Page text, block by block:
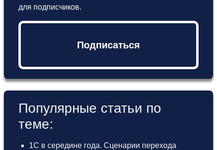
для подписчиков.
Подписаться
Популярные статьи по
теме:
1С в середине года. Сценарии перехода